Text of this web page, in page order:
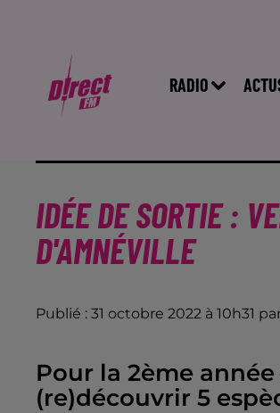
RADIO
IDÉE DE SORTIE :
D'AMNÉVILLE
Publié : 31 octobre 2022 à 10h31
Pour la 2ème
(re)découvrir 5